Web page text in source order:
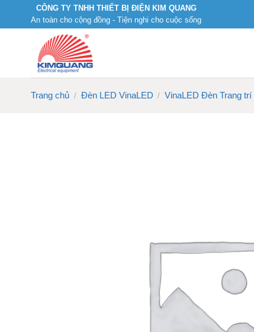
CÔNG TY TNHH THIẾT BỊ ĐIỆN KIM QUANG
An toàn cho cộng đồng - Tiện nghi cho cuộc sống
Trang chủ / Đèn LED VinaLED / VinaLED Đèn Trang trí